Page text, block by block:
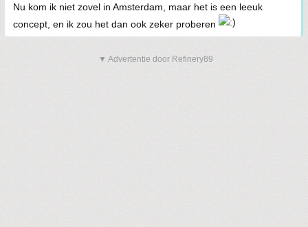
Nu kom ik niet zovel in Amsterdam, maar het is een leeuk
concept, en ik zou het dan ook zeker proberen
▼ Advertentie door Refinery89